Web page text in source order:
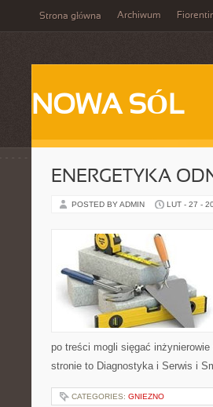
Strona główna Archiwum
NOWA SÓL
ENERGETYKA
POSTED BY ADMIN LUT - 27 -
po treści mogli sięgać
stronie to Diagnostyka i Serwis i
CATEGORIES: GNIEZNO